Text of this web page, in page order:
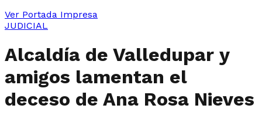
Ver Portada Impresa
JUDICIAL
Alcaldía de Valledupar y
amigos lamentan el
deceso de Ana Rosa Nieves